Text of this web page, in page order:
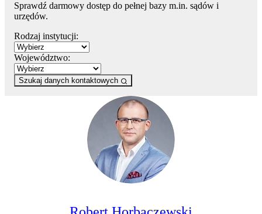
Sprawdź darmowy dostęp do pełnej bazy m.in. sądów i
urzędów.
Rodzaj instytucji:
Województwo:
Szukaj danych kontaktowych